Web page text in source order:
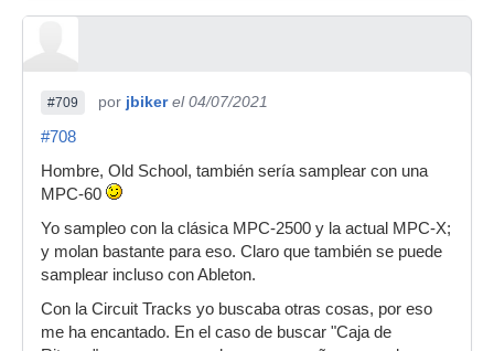
#709 por jbiker el 04/07/2021
#708
Hombre, Old School, también sería samplear con una
MPC-60
Yo sampleo con la clásica MPC-2500 y la actual MPC-X;
y molan bastante para eso. Claro que también se puede
samplear incluso con Ableton.
Con la Circuit Tracks yo buscaba otras cosas, por eso
me ha encantado. En el caso de buscar "Caja de